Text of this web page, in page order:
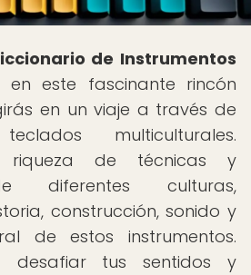
de Instrumentos
en este fascinante rincón
en un viaje a través de
multiculturales.
riqueza de técnicas y
diferentes culturas,
construcción, sonido y
de estos instrumentos.
desafiar tus sentidos y